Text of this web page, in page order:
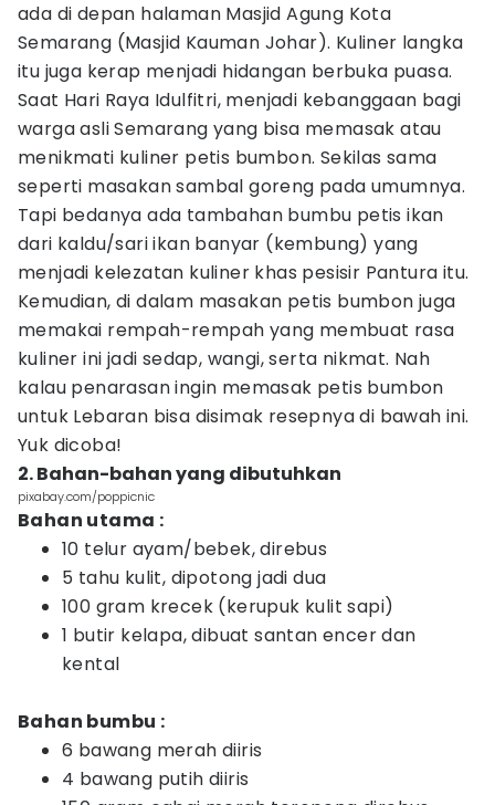
ada di depan halaman Masjid Agung Kota
Semarang (Masjid Kauman Johar). Kuliner langka
itu juga kerap menjadi hidangan berbuka puasa.
Saat Hari Raya Idulfitri, menjadi kebanggaan bagi
warga asli Semarang yang bisa memasak atau
menikmati kuliner petis bumbon. Sekilas sama
seperti masakan sambal goreng pada umumnya.
Tapi bedanya ada tambahan bumbu petis ikan
dari kaldu/sari ikan banyar (kembung) yang
menjadi kelezatan kuliner khas pesisir Pantura itu.
Kemudian, di dalam masakan petis bumbon juga
memakai rempah-rempah yang membuat rasa
kuliner ini jadi sedap, wangi, serta nikmat. Nah
kalau penarasan ingin memasak petis bumbon
untuk Lebaran bisa disimak resepnya di bawah ini.
Yuk dicoba!
2. Bahan-bahan yang dibutuhkan
pixabay.com/poppicnic
Bahan utama :
10 telur ayam/bebek, direbus
5 tahu kulit, dipotong jadi dua
100 gram krecek (kerupuk kulit sapi)
1 butir kelapa, dibuat santan encer dan
kental
Bahan bumbu :
6 bawang merah diiris
4 bawang putih diiris